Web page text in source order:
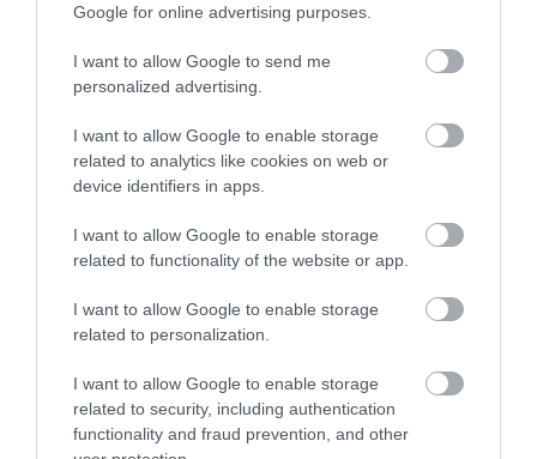
Google for online advertising purposes.
I want to allow Google to send me
personalized advertising.
I want to allow Google to enable storage
related to analytics like cookies on web or
device identifiers in apps.
I want to allow Google to enable storage
related to functionality of the website or app.
I want to allow Google to enable storage
related to personalization.
I want to allow Google to enable storage
related to security, including authentication
functionality and fraud prevention, and other
Ρυθμίστε φυσικά το σάκχαρο και
προστατέψτε τον προστάτη σας με τα
απαραίτητα συμπληρώματα για την
ανδρική υγεία!
ΔΗΜΟΦΙΛΗ